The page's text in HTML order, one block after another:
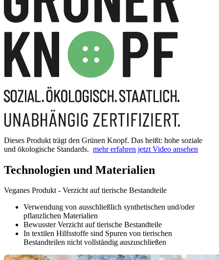
Dieses Produkt trägt den Grünen Knopf. Das heißt: hohe soziale
und ökologische Standards. mehr erfahren jetzt Video ansehen
Technologien und Materialien
Veganes Produkt - Verzicht auf tierische Bestandteile
Verwendung von ausschließlich synthetischen und/oder
pflanzlichen Materialien
Bewusster Verzicht auf tierische Bestandteile
In textilen Hilfsstoffe sind Spuren von tierischen
Bestandteilen nicht vollständig auszuschließen